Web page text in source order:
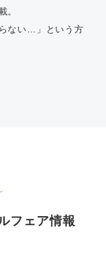
。
ない…」という方
フェア情報